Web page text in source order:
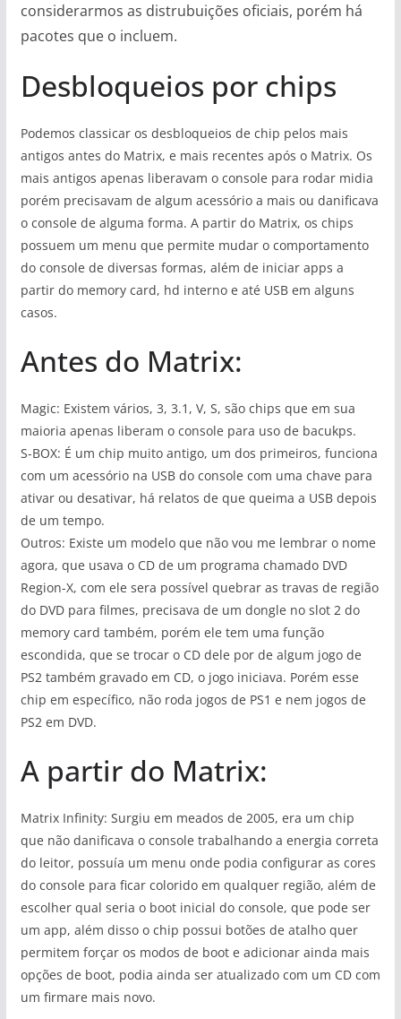
considerarmos as distrubuições oficiais, porém há
pacotes que o incluem.
Desbloqueios por chips
Podemos classicar os desbloqueios de chip pelos mais
antigos antes do Matrix, e mais recentes após o Matrix. Os
mais antigos apenas liberavam o console para rodar midia
porém precisavam de algum acessório a mais ou danificava
o console de alguma forma. A partir do Matrix, os chips
possuem um menu que permite mudar o comportamento
do console de diversas formas, além de iniciar apps a
partir do memory card, hd interno e até USB em alguns
casos.
Antes do Matrix:
Magic: Existem vários, 3, 3.1, V, S, são chips que em sua
maioria apenas liberam o console para uso de bacukps.
S-BOX: É um chip muito antigo, um dos primeiros, funciona
com um acessório na USB do console com uma chave para
ativar ou desativar, há relatos de que queima a USB depois
de um tempo.
Outros: Existe um modelo que não vou me lembrar o nome
agora, que usava o CD de um programa chamado DVD
Region-X, com ele sera possível quebrar as travas de região
do DVD para filmes, precisava de um dongle no slot 2 do
memory card também, porém ele tem uma função
escondida, que se trocar o CD dele por de algum jogo de
PS2 também gravado em CD, o jogo iniciava. Porém esse
chip em específico, não roda jogos de PS1 e nem jogos de
PS2 em DVD.
A partir do Matrix:
Matrix Infinity: Surgiu em meados de 2005, era um chip
que não danificava o console trabalhando a energia correta
do leitor, possuía um menu onde podia configurar as cores
do console para ficar colorido em qualquer região, além de
escolher qual seria o boot inicial do console, que pode ser
um app, além disso o chip possui botões de atalho quer
permitem forçar os modos de boot e adicionar ainda mais
opções de boot, podia ainda ser atualizado com um CD com
um firmare mais novo.